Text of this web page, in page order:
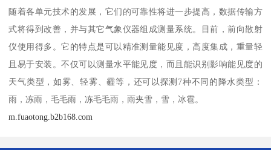
随着各单元技术的发展，它们的可靠性将进一步提高，数据传输方
式将得到改善，并与其它气象仪器组成测量系统。目前，前向散射
仪使用得多。它的特点是可以精准测量能见度，高度集成，重量轻
且易于安装。不仅可以测量水平能见度，而且能识别影响能见度的
天气类型，如雾、轻雾、霾等，还可以探测7种不同的降水类型：
雨，冻雨，毛毛雨，冻毛毛雨，雨夹雪，雪，冰雹。
m.fuaotong.b2b168.com